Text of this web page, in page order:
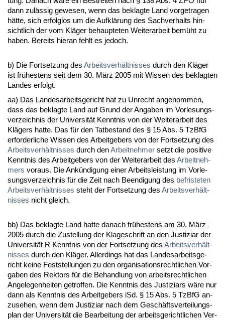
dann zulässig ge­we­sen, wenn das be­klag­te Land vor­ge­tra­gen
hätte, sich er­folg­los um die Aufklärung des Sach­ver­halts hin­
sicht­lich der vom Kläger be­haup­te­ten Wei­ter­ar­beit bemüht zu
ha­ben. Be­reits hier­an fehlt es je­doch.
b) Die Fort­set­zung des Ar­beits­verhält­nis­ses durch den Kläger
ist frühes­tens seit dem 30. März 2005 mit Wis­sen des be­klag­ten
Lan­des er­folgt.
aa) Das Lan­des­ar­beits­ge­richt hat zu Un­recht an­ge­nom­men,
dass das be­klag­te Land auf Grund der An­ga­ben im Vor­le­sungs­
ver­zeich­nis der Uni­ver­sität Kennt­nis von der Wei­ter­ar­beit des
Klägers hat­te. Das für den Tat­be­stand des § 15 Abs. 5 Tz­B­fG
er­for­der­li­che Wis­sen des Ar­beit­ge­bers von der Fort­set­zung des
Ar­beits­verhält­nis­ses durch denAr­beit­neh­mer setzt die po­si­ti­ve
Kennt­nis des Ar­beit­ge­bers von der Wei­ter­ar­beit des Ar­beit­neh­
mers vor­aus. Die Ankündi­gung ei­ner Ar­beits­leis­tung im Vor­le­
sungs­ver­zeich­nis für die Zeit nach Be­en­di­gung des be­fris­te­ten
Ar­beits­verhält­nis­ses steht der Fort­set­zung des Ar­beits­verhält­
nis­ses nicht gleich.
bb) Das be­klag­te Land hat­te da­nach frühes­tens am 30. März
2005 durch die Zu­stel­lung der Kla­ge­schrift an den Jus­ti­zi­ar der
Uni­ver­sität R Kennt­nis von der Fort­set­zung des Ar­beits­verhält­
nis­ses durch den Kläger. Al­ler­dings hat das Lan­des­ar­beits­ge­
richt kei­ne Fest­stel­lun­gen zu den or­ga­ni­sa­ti­ons­recht­li­chen Vor­
ga­ben des Rek­tors für die Be­hand­lung von ar­beits­recht­li­chen
An­ge­le­gen­hei­ten ge­trof­fen. Die Kennt­nis des Jus­ti­zi­ars wäre nur
dann als Kennt­nis des Ar­beit­ge­bers iSd. § 15 Abs. 5 Tz­B­fG an­
zu­se­hen, wenn dem Jus­ti­zi­ar nach dem Geschäfts­ver­tei­lungs­
plan der Uni­ver­sität die Be­ar­bei­tung der ar­beits­ge­richt­li­chen Ver­